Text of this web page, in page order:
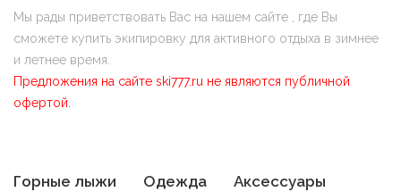
Мы рады приветствовать Вас на нашем сайте , где Вы
сможете купить экипировку для активного отдыха в зимнее
и летнее время.
Предложения на сайте ski777.ru не являются публичной
офертой.
Горные лыжи Одежда Аксессуары